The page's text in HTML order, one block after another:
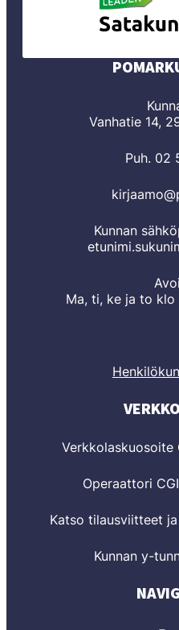
Vanhatie 14,
Puh. 02
Kunnan
Ma, ti, ke ja to klo
Verkkolaskuosoite
Operaattori
Katso tilausviitteet
Kunnan y-